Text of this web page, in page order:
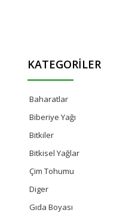
KATEGORILER
Baharatlar
Biberiye Yağı
Bitkiler
Bitkisel Yağlar
Çim Tohumu
Diger
Gıda Boyası